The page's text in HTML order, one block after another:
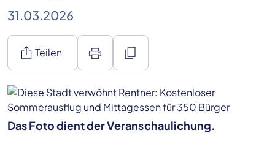
31.03.2026
ios_share Teilen print content_copy
Das Foto dient der Veranschaulichung.